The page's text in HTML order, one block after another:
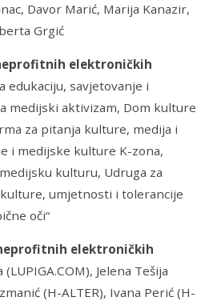
Davor Marić, Marija Kanazir,
Grgić
elektroničkih
edukaciju, savjetovanje i
medijski aktivizam, Dom kulture
za pitanja kulture, medija i
i medijske kulture K-zona,
kulturu, Udruga za
umjetnosti i tolerancije
oči“
elektroničkih
(LUPIGA.COM), Jelena Tešija
(H-ALTER), Ivana Perić (H-